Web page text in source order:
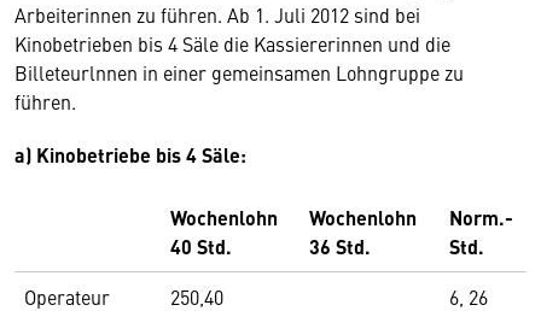
Arbeiterinnen zu führen. Ab 1. Juli 2012 sind bei
Kinobetrieben bis 4 Säle die Kassiererinnen und die
Billeteurlnnen in einer gemeinsamen Lohngruppe zu
führen.
a) Kinobetriebe bis 4 Säle:
Wochenlohn
40 Std.
Wochenlohn
36 Std.
Norm.-
Std.
Operateur 250,40
6, 26